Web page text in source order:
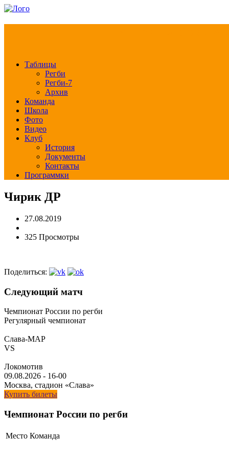
Таблицы
Регби
Регби-7
Архив
Команда
Школа
Фото
Видео
Клуб
История
Документы
Контакты
Программки
Чирик ДР
27.08.2019
325 Просмотры
Поделиться:
Следующий матч
Чемпионат России по регби
Регулярный чемпионат
Слава-МАР
VS
Локомотив
09.08.2026 - 16-00
Москва, стадион «Слава»
Купить билеты
Чемпионат России по регби
Место Команда